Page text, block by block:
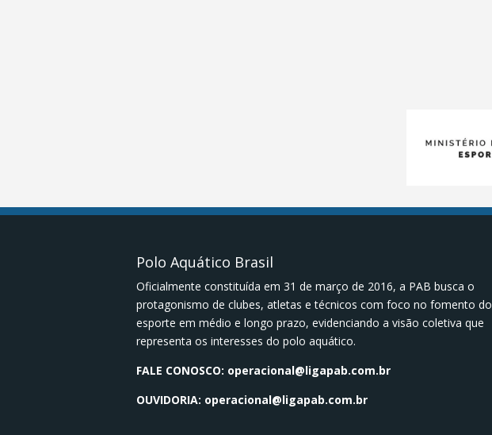
Polo Aquático Brasil
Oficialmente constituída em 31 de março de 2016, a PAB busca o
protagonismo de clubes, atletas e técnicos com foco no fomento do
esporte em médio e longo prazo, evidenciando a visão coletiva que
representa os interesses do polo aquático.
FALE CONOSCO: operacional@ligapab.com.br
OUVIDORIA: operacional@ligapab.com.br